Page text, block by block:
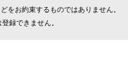
をお約束するものではありません。
録できません。